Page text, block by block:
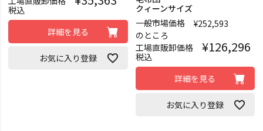
税込
詳細を見る
お気に入り登録
クィーンサイズ
一般市場価格
¥252,593
のところ
工場直販卸価格
¥126,296
税込
詳細を見る
お気に入り登録